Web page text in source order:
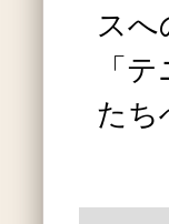
スへ
「
たち